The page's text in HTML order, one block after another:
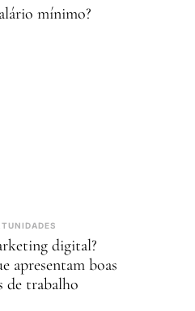
mínimo?
digital?
apresentam boas
de trabalho